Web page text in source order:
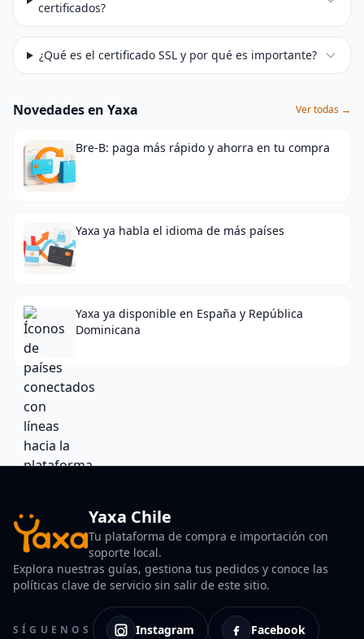
certificados?
¿Qué es el certificado SSL y por qué es importante?
Novedades en Yaxa Ver todas →
Bre-B: paga más rápido y ahorra en tu compra
Yaxa ya habla el idioma de más países
Yaxa ya disponible en España y República
Dominicana
Yaxa Chile
Tu plataforma de compra e importación con
soporte local.
Explora nuestras guías, gestiona tus pedidos y conoce las
políticas clave de servicio sin salir de este sitio.
SÍGUENOS Instagram Facebook